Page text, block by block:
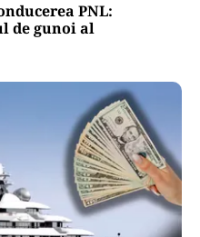
PNL:
de gunoi al